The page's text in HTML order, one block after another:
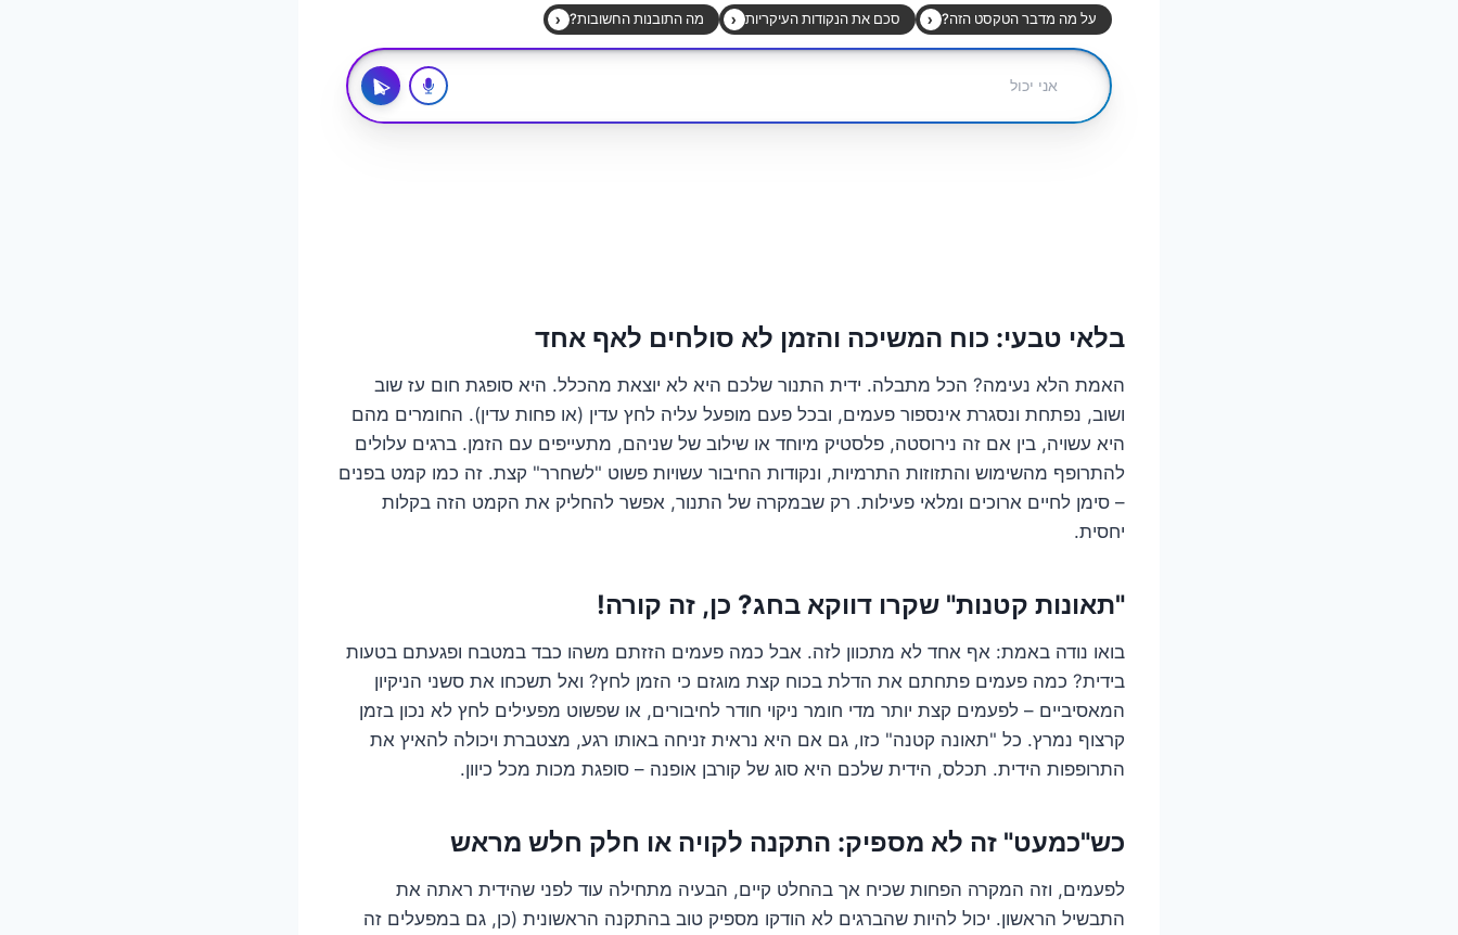
בלאי טבעי: כוח המשיכה והזמן לא סולחים לאף אחד
האמת הלא נעימה? הכל מתבלה. ידית התנור שלכם היא לא יוצאת מהכלל. היא סופגת חום עז שוב
ושוב, נפתחת ונסגרת אינספור פעמים, ובכל פעם מופעל עליה לחץ עדין (או פחות עדין). החומרים מהם
היא עשויה, בין אם זה נירוסטה, פלסטיק מיוחד או שילוב של שניהם, מתעייפים עם הזמן. ברגים עלולים
להתרופף מהשימוש והתזוזות התרמיות, ונקודות החיבור עשויות פשוט "לשחרר" קצת. זה כמו קמט בפנים
– סימן לחיים ארוכים ומלאי פעילות. רק שבמקרה של התנור, אפשר להחליק את הקמט הזה בקלות
יחסית.
"תאונות קטנות" שקרו דווקא בחג? כן, זה קורה!
בואו נודה באמת: אף אחד לא מתכוון לזה. אבל כמה פעמים הזזתם משהו כבד במטבח ופגעתם בטעות
בידית? כמה פעמים פתחתם את הדלת בכוח קצת מוגזם כי הזמן לחץ? ואל תשכחו את סשני הניקיון
המאסיביים – לפעמים קצת יותר מדי חומר ניקוי חודר לחיבורים, או שפשוט מפעילים לחץ לא נכון בזמן
קרצוף נמרץ. כל "תאונה קטנה" כזו, גם אם היא נראית זניחה באותו רגע, מצטברת ויכולה להאיץ את
התרופפות הידית. תכלס, הידית שלכם היא סוג של קורבן אופנה – סופגת מכות מכל כיוון.
כש"כמעט" זה לא מספיק: התקנה לקויה או חלק חלש מראש
לפעמים, וזה המקרה הפחות שכיח אך בהחלט קיים, הבעיה מתחילה עוד לפני שהידית ראתה את
התבשיל הראשון. יכול להיות שהברגים לא הודקו מספיק טוב בהתקנה הראשונית (כן, גם במפעלים זה